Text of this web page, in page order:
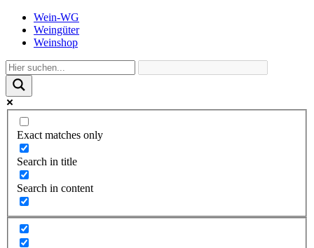
Wein-WG
Weingüter
Weinshop
Exact matches only
Search in title
Search in content